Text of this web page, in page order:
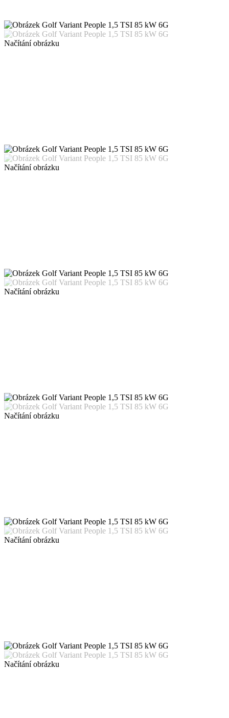
Načítání obrázku
Načítání obrázku
Načítání obrázku
Načítání obrázku
Načítání obrázku
Načítání obrázku